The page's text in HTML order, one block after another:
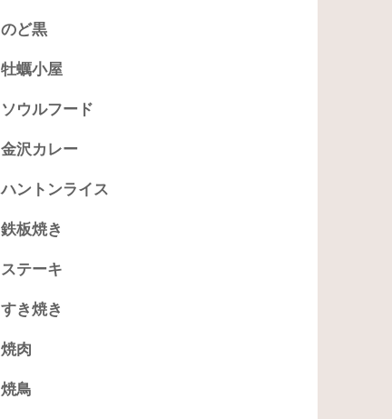
のど黒
牡蠣小屋
ソウルフード
金沢カレー
ハントンライス
鉄板焼き
ステーキ
すき焼き
焼肉
焼鳥